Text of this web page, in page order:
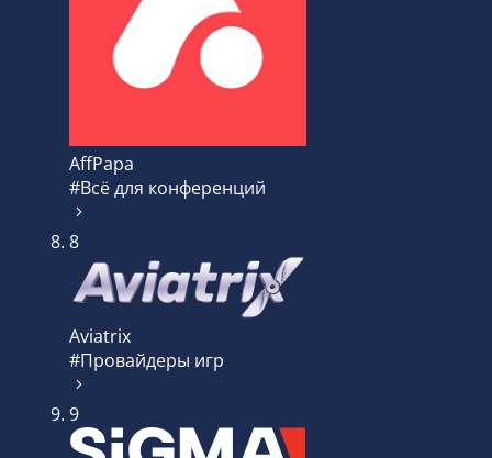
AffPapa
#Всё для конференций
8
Aviatrix
#Провайдеры игр
9